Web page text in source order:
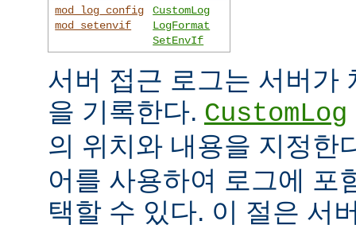
mod_log_config
mod_setenvif
CustomLog
LogFormat
SetEnvIf
서버 접근 로그는 서버가
을 기록한다. CustomLog
의 위치와 내용을 지정한
어를 사용하여 로그에 포
택할 수 있다. 이 절은 서